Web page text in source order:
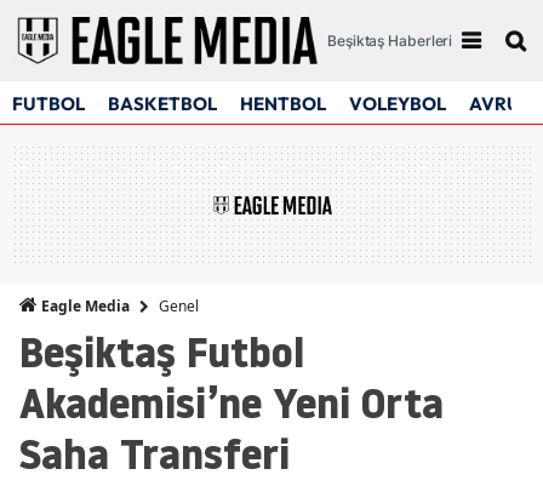
Beşiktaş Haberleri
FUTBOL BASKETBOL HENTBOL VOLEYBOL
Eagle Media Genel
Beşiktaş Futbol
Akademisi’ne Yeni Orta
Saha Transferi